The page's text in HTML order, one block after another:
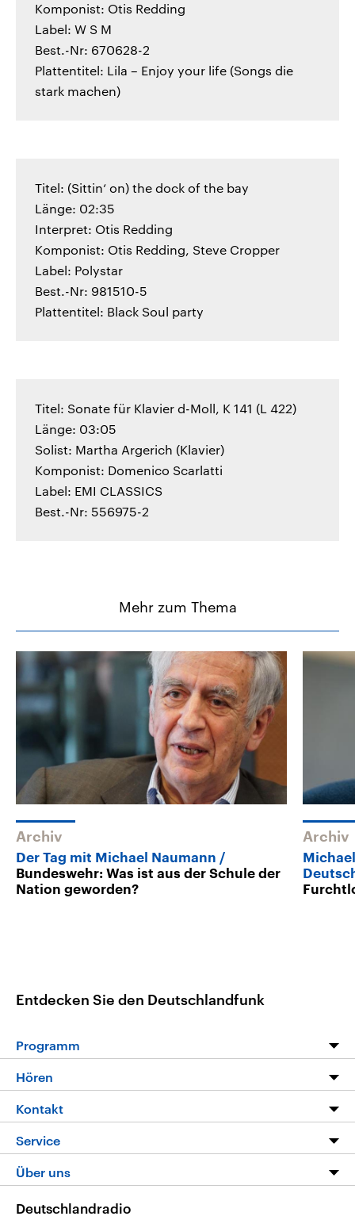
Komponist: Otis Redding
Label: W S M
Best.-Nr: 670628-2
Plattentitel: Lila – Enjoy your life (Songs die
stark machen)
Titel: (Sittin‘ on) the dock of the bay
Länge: 02:35
Interpret: Otis Redding
Komponist: Otis Redding, Steve Cropper
Label: Polystar
Best.-Nr: 981510-5
Plattentitel: Black Soul party
Titel: Sonate für Klavier d-Moll, K 141 (L 422)
Länge: 03:05
Solist: Martha Argerich (Klavier)
Komponist: Domenico Scarlatti
Label: EMI CLASSICS
Best.-Nr: 556975-2
Mehr zum Thema
Archiv
Der Tag mit Michael Naumann
Bundeswehr: Was ist aus der Schule der
Nation geworden?
Archiv
Entdecken Sie den Deutschlandfunk
Programm
Programm
Die Nachrichten
Nachrichtenleicht
Neue Beiträge auf dlf.de
Hören
Livestream
Podcasts
Deutschlandfunk App
Nachrichten App
Kontakt
Hörerservice
Service
FAQ
Über uns
Deutschlandradio